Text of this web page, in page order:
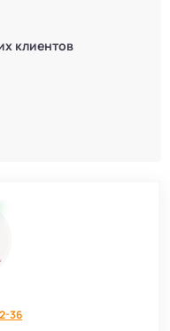
клиентов
36